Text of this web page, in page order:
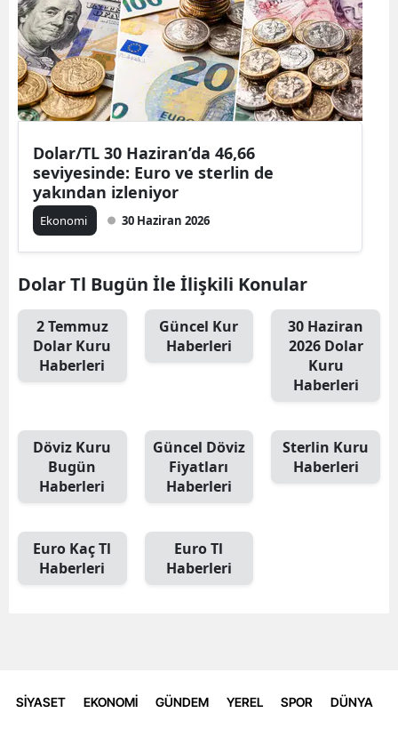
Dolar/TL 30 Haziran’da 46,66
seviyesinde: Euro ve sterlin de
yakından izleniyor
Ekonomi 30 Haziran 2026
Dolar Tl Bugün İle İlişkili Konular
2 Temmuz
Dolar Kuru
Haberleri
Güncel Kur
Haberleri
30 Haziran
2026 Dolar
Kuru
Haberleri
Döviz Kuru
Bugün
Haberleri
Güncel Döviz
Fiyatları
Haberleri
Sterlin Kuru
Haberleri
Euro Kaç Tl
Haberleri
Euro Tl
Haberleri
SİYASET EKONOMİ GÜNDEM YEREL SPOR DÜNYA